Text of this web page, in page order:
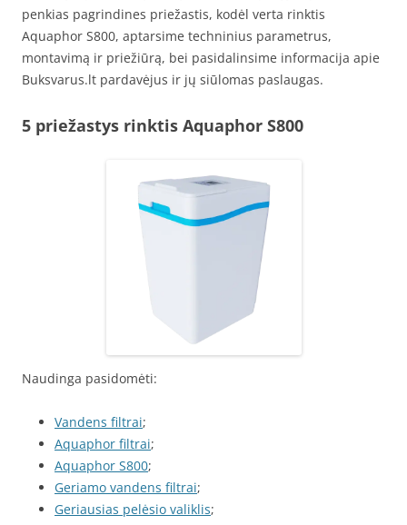
penkias pagrindines priežastis, kodėl verta rinktis
Aquaphor S800, aptarsime techninius parametrus,
montavimą ir priežiūrą, bei pasidalinsime informacija apie
Buksvarus.lt pardavėjus ir jų siūlomas paslaugas.
5 priežastys rinktis Aquaphor S800
Naudinga pasidomėti:
Vandens filtrai;
Aquaphor filtrai;
Aquaphor S800;
Geriamo vandens filtrai;
Geriausias pelėsio valiklis;